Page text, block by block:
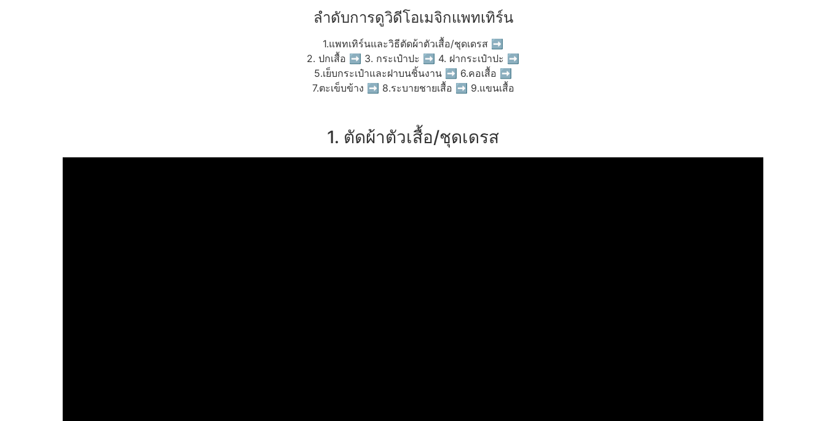
ลำดับการดูวิดีโอเมจิกแพทเทิร์น
1.แพทเทิร์นและวิธีตัดผ้าตัวเสื้อ/ชุดเดรส ➡
2. ปกเสื้อ ➡ 3. กระเป๋าปะ ➡ 4. ฝากระเป๋าปะ ➡
5.เย็บกระเป๋าและฝาบนชิ้นงาน ➡ 6.คอเสื้อ ➡
7.ตะเข็บข้าง ➡ 8.ระบายชายเสื้อ ➡ 9.แขนเสื้อ
1. ตัดผ้าตัวเสื้อ/ชุดเดรส